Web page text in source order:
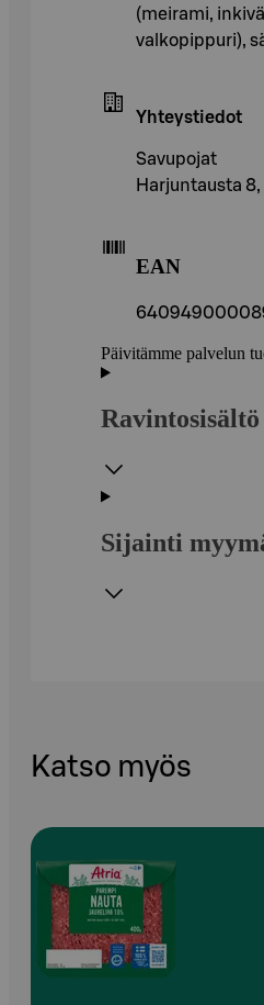
(meirami,
valkopippuri),
Yhteystiedot
Savupojat
Harjuntausta
EAN
Päivitämme palvelun
Ravintosisältö
Sijainti
Katso myös